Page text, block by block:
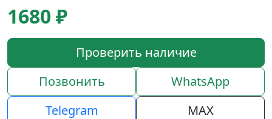
1680 ₽
Проверить наличие
Позвонить
WhatsApp
Telegram
MAX